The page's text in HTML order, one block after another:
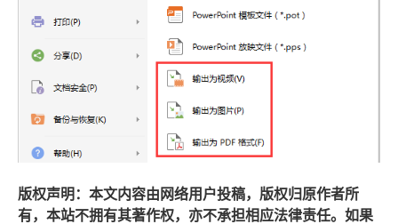
版权声明：本文内容由网络用户投稿，版权归原作者所
有，本站不拥有其著作权，亦不承担相应法律责任。如果